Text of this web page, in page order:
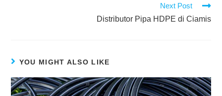
Next Post
Distributor Pipa HDPE di Ciamis
YOU MIGHT ALSO LIKE